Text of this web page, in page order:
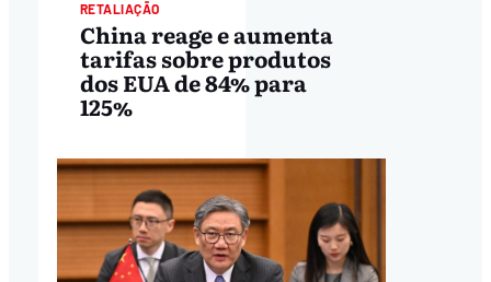
RETALIAÇÃO
China reage e aumenta
tarifas sobre produtos
dos EUA de 84% para
125%